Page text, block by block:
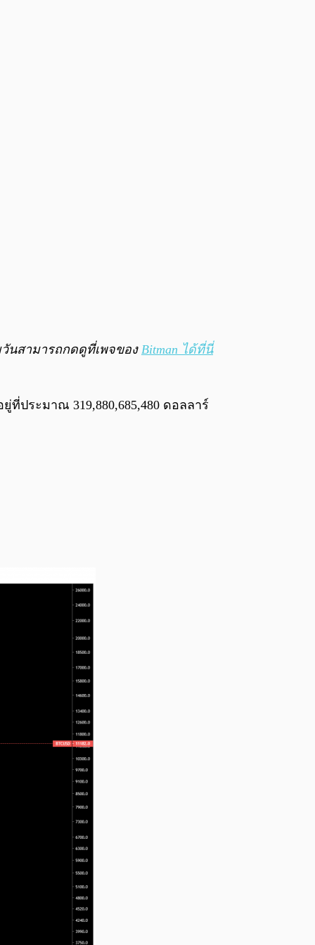
วันสามารถกดดูที่เพจของBitman ได้ที่นี่
ยู่ที่ประมาณ 319,880,685,480 ดอลลาร์